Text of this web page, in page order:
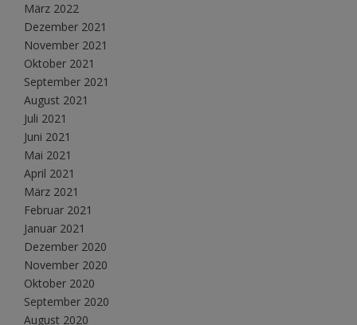
März 2022
Dezember 2021
November 2021
Oktober 2021
September 2021
August 2021
Juli 2021
Juni 2021
Mai 2021
April 2021
März 2021
Februar 2021
Januar 2021
Dezember 2020
November 2020
Oktober 2020
September 2020
August 2020